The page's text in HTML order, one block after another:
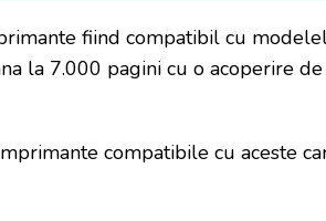
fiind compatibil cu
la 7.000 pagini cu o acoperire
compatibile cu aceste